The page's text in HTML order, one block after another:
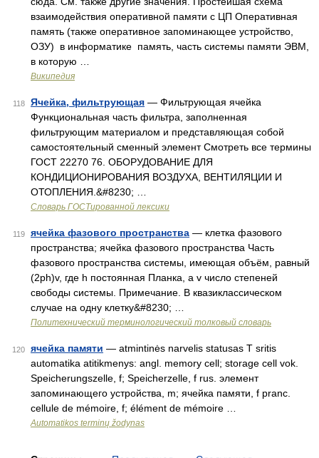
взаимодействия оперативной памяти с ЦП Оперативная
память (также оперативное запоминающее устройство,
ОЗУ) в информатике память, часть системы памяти ЭВМ,
в которую …
Википедия
118 Ячейка, фильтрующая — Фильтрующая ячейка
Функциональная часть фильтра, заполненная
фильтрующим материалом и представляющая собой
самостоятельный сменный элемент Смотреть все термины
ГОСТ 22270 76. ОБОРУДОВАНИЕ ДЛЯ
КОНДИЦИОНИРОВАНИЯ ВОЗДУХА, ВЕНТИЛЯЦИИ И
ОТОПЛЕНИЯ.&#8230; …
Словарь ГОСТированной лексики
119 ячейка фазового пространства — клетка фазового
пространства; ячейка фазового пространства Часть
фазового пространства системы, имеющая объём, равный
(2ph)v, где h постоянная Планка, а v число степеней
свободы системы. Примечание. В квазиклассическом
случае на одну клетку&#8230; …
Политехнический терминологический толковый словарь
120 ячейка памяти — atmintinės narvelis statusas T sritis
automatika atitikmenys: angl. memory cell; storage cell vok.
Speicherungszelle, f; Speicherzelle, f rus. элемент
запоминающего устройства, m; ячейка памяти, f pranc.
cellule de mémoire, f; élément de mémoire …
Automatikos terminų žodynas